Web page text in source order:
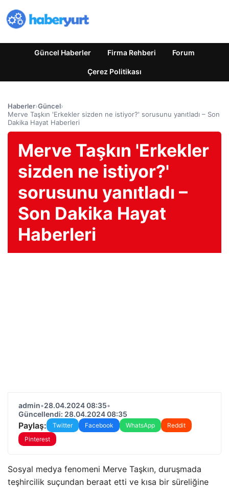
Güncel Haberler Firma Rehberi Forum
Çerez Politikası
Haberler›Güncel›
Merve Taşkın 'Erkekler sizden ne istiyor?' sorusunu yanıtladı – Son
Dakika Hayat Haberleri
Merve Taşkın 'Erkekler
sizden ne istiyor?'
sorusunu yanıtladı –
Son Dakika Hayat
Haberleri
admin•28.04.2024 08:35•
Güncellendi: 28.04.2024 08:35
Paylaş: Twitter Facebook WhatsApp
Reddit
Pinterest
Sosyal medya fenomeni Merve Taşkın, duruşmada
teşhircilik suçundan beraat etti ve kısa bir süreliğine